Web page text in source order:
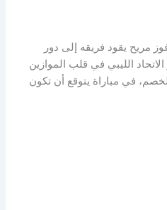
مريح يقود فريقه إلى دور
الليبي في قلب الموازين
في مباراة يتوقع أن تكون